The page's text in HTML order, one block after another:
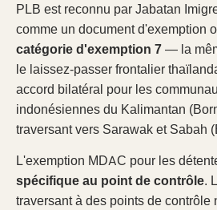
PLB est reconnu par Jabatan
comme un document d'exemption
catégorie d'exemption 7— la
le laissez-passer frontalier
accord bilatéral pour les
indonésiennes du Kalimantan
traversant vers Sarawak et Sabah
L'exemption MDAC pour les
spécifique au point de contrôle.
traversant à des points de contrôle